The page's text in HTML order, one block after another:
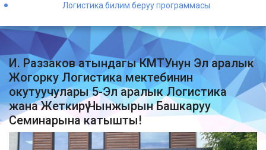
Логистика билим беруу программасы
И. Раззаков атындагы КМТУнун Эл аралык
Жогорку Логистика мектебинин
окутуучулары 5-Эл аралык Логистика
жана Жеткирүү Чынжырын Башкаруу
Семинарына катышты!